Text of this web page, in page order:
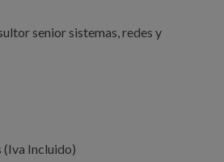
senior sistemas, redes y
(Iva Incluido)